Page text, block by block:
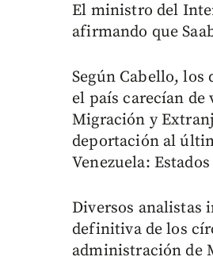
El ministro del
afirmando que
Según Cabello,
el país carecían
Migración y
deportación al
Venezuela:
Diversos analistas
definitiva de los
administración de